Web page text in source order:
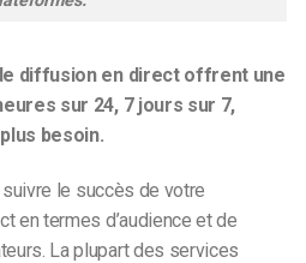
diffusion en direct offrent une
sur 24, 7 jours sur 7,
besoin.
le succès de votre
en termes d’audience et de
La plupart des services